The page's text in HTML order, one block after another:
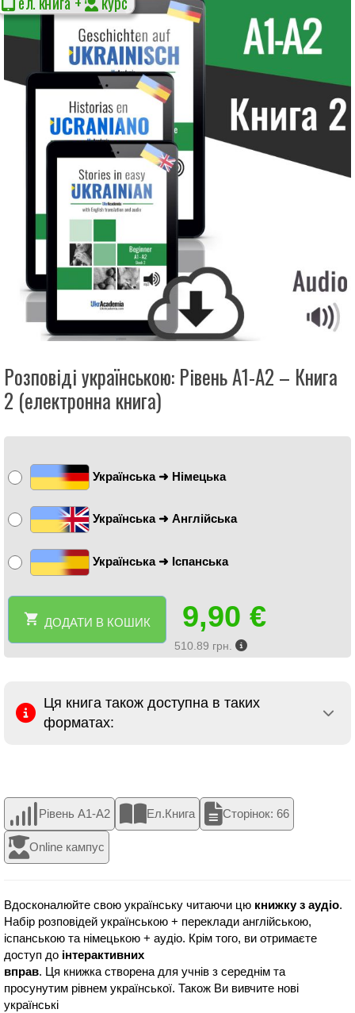
Розповіді українською: Рівень А1-А2 – Книга
2 (електронна книга)
Українська ➜ Німецька
Українська ➜ Англійська
Українська ➜ Іспанська
ДОДАТИ В КОШИК 9,90 €
510.89 грн.
Ця книга також доступна в таких
форматах:
Рівень A1-A2 Ел.Книга Сторінок: 66
Online кампус
Вдосконалюйте свою українську читаючи цю книжку з аудіо.
Набір розповідей українською + переклади англійською,
іспанською та німецькою + аудіо. Крім того, ви отримаєте
доступ до інтерактивних
вправ. Ця книжка створена для учнів з середнім та
просунутим рівнем української. Також Ви вивчите нові
українські